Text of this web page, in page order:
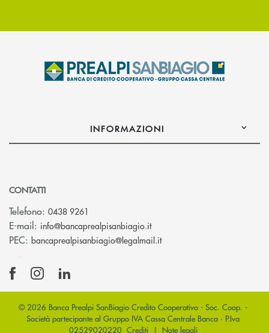
INFORMAZIONI
CONTATTI
Telefono: 0438 9261
E-mail: info@bancaprealpisanbiagio.it(si apre l’app di posta
PEC: bancaprealpisanbiagio@legalmail.it(si apre l’app di posta
© 2026 Banca Prealpi SanBiagio Credito Cooperativo - Soc. Coop. -
Società partecipante al Gruppo IVA Cassa Centrale Banca · P.Iva
02529020220 Crediti| Note legali